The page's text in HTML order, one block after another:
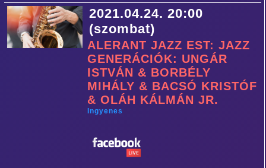
2021.04.24. 20:00
(szombat)
ALERANT JAZZ EST: JAZZ
GENERÁCIÓK: UNGÁR
ISTVÁN & BORBÉLY
MIHÁLY & BACSÓ KRISTÓF
& OLÁH KÁLMÁN JR.
Ingyenes